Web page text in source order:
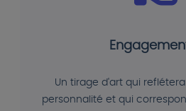
Engagement
Un tirage d'art qui
personnalité et qui